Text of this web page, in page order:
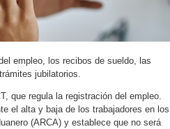
empleo, los recibos de sueldo, las
jubilatorios.
que regula la registración del empleo.
el alta y baja de los trabajadores en los
(ARCA) y establece que no será